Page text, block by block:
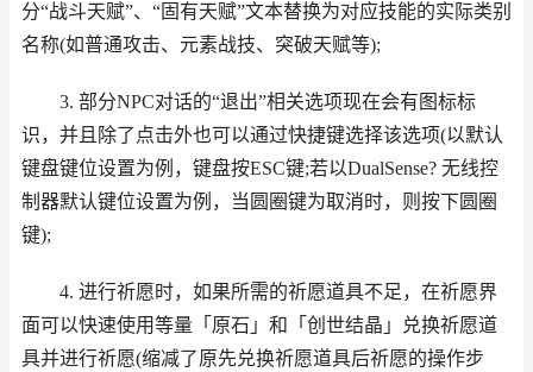
分“战斗天赋”、“固有天赋”文本替换为对应技能的实际类别
名称(如普通攻击、元素战技、突破天赋等);
3. 部分NPC对话的“退出”相关选项现在会有图标标
识，并且除了点击外也可以通过快捷键选择该选项(以默认
键盘键位设置为例，键盘按ESC键;若以DualSense? 无线控
制器默认键位设置为例，当圆圈键为取消时，则按下圆圈
键);
4. 进行祈愿时，如果所需的祈愿道具不足，在祈愿界
面可以快速使用等量「原石」和「创世结晶」兑换祈愿道
具并进行祈愿(缩减了原先兑换祈愿道具后祈愿的操作步